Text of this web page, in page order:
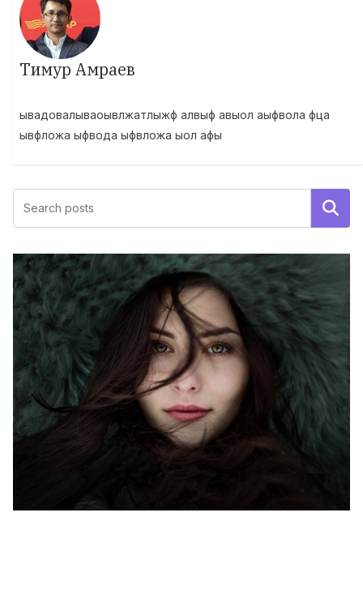
Тимур Амраев
ывадовалываоывлжатлыжф алвыф авыол аыфвола фца
ывфложа ыфвода ыфвложа ыол афы
Поиск